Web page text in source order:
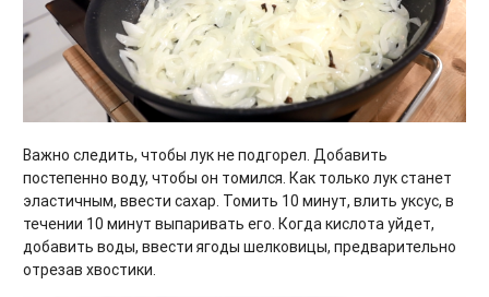
Важно следить, чтобы лук не подгорел. Добавить
постепенно воду, чтобы он томился. Как только лук станет
эластичным, ввести сахар. Томить 10 минут, влить уксус, в
течении 10 минут выпаривать его. Когда кислота уйдет,
добавить воды, ввести ягоды шелковицы, предварительно
отрезав хвостики.